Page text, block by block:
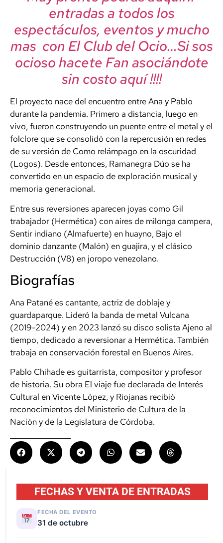
entradas a todos los
espectáculos, eventos y mucho
mas con El Club del Ocio…Si sos
ocioso hacete Fan asociándote
sin costo aquí !!!!
El proyecto nace del encuentro entre Ana y Pablo
durante la pandemia. Primero a distancia, luego en
vivo, fueron construyendo un puente entre el metal y el
folclore que se consolidó con la repercusión en redes
de su versión de Como relámpago en la oscuridad
(Logos). Desde entonces, Ramanegra Dúo se ha
convertido en un espacio de exploración musical y
memoria generacional.
Entre sus reversiones aparecen joyas como Gil
trabajador (Hermética) con aires de milonga campera,
Sentir indiano (Almafuerte) en huayno, Bajo el
dominio danzante (Malón) en guajira, y el clásico
Destrucción (V8) en joropo venezolano.
Biografías
Ana Patané es cantante, actriz de doblaje y
guardaparque. Lideró la banda de metal Vulcana
(2019-2024) y en 2023 lanzó su disco solista Ajeno al
tiempo, dedicado a reversionar a Hermética. También
trabaja en conservación forestal en Buenos Aires.
Pablo Chihade es guitarrista, compositor y profesor
de historia. Su obra El viaje fue declarada de Interés
Cultural en Vicente López, y Riojanas recibió
reconocimientos del Ministerio de Cultura de la
Nación y de la Legislatura de Córdoba.
FECHAS Y VENTA DE ENTRADAS
FECHA DEL EVENTO
31 de octubre